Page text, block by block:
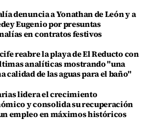
denuncia a Yonathan de León y a
Eugenio por presuntas
en contratos festivos
reabre la playa de El Reducto con
analíticas mostrando "una
calidad de las aguas para el baño"
lidera el crecimiento
y consolida su recuperación
empleo en máximos históricos